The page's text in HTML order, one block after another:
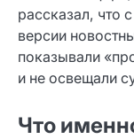
рассказал, что
версии
показывали
и не освещали
Что